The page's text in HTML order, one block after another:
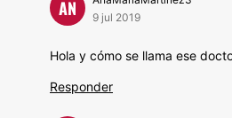
AN
9 jul 2019
Hola y cómo se llama ese
Responder